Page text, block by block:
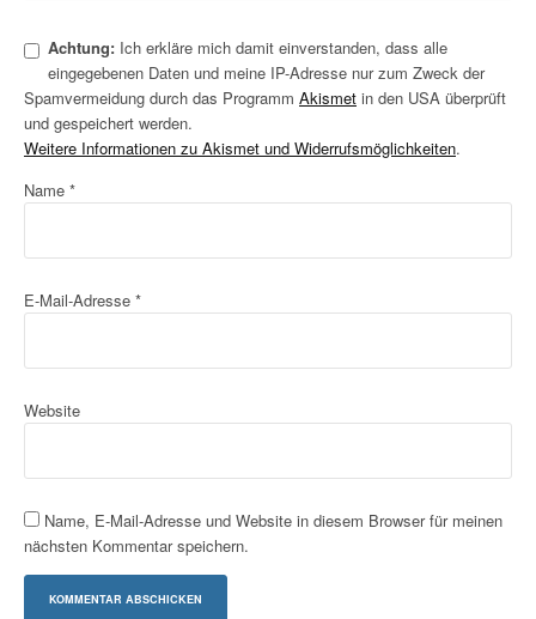
Achtung: Ich erkläre mich damit einverstanden, dass alle
eingegebenen Daten und meine IP-Adresse nur zum Zweck der
Spamvermeidung durch das Programm Akismet in den USA überprüft
und gespeichert werden.
Weitere Informationen zu Akismet und Widerrufsmöglichkeiten.
Name *
E-Mail-Adresse *
Website
Name, E-Mail-Adresse und Website in diesem Browser für meinen
nächsten Kommentar speichern.